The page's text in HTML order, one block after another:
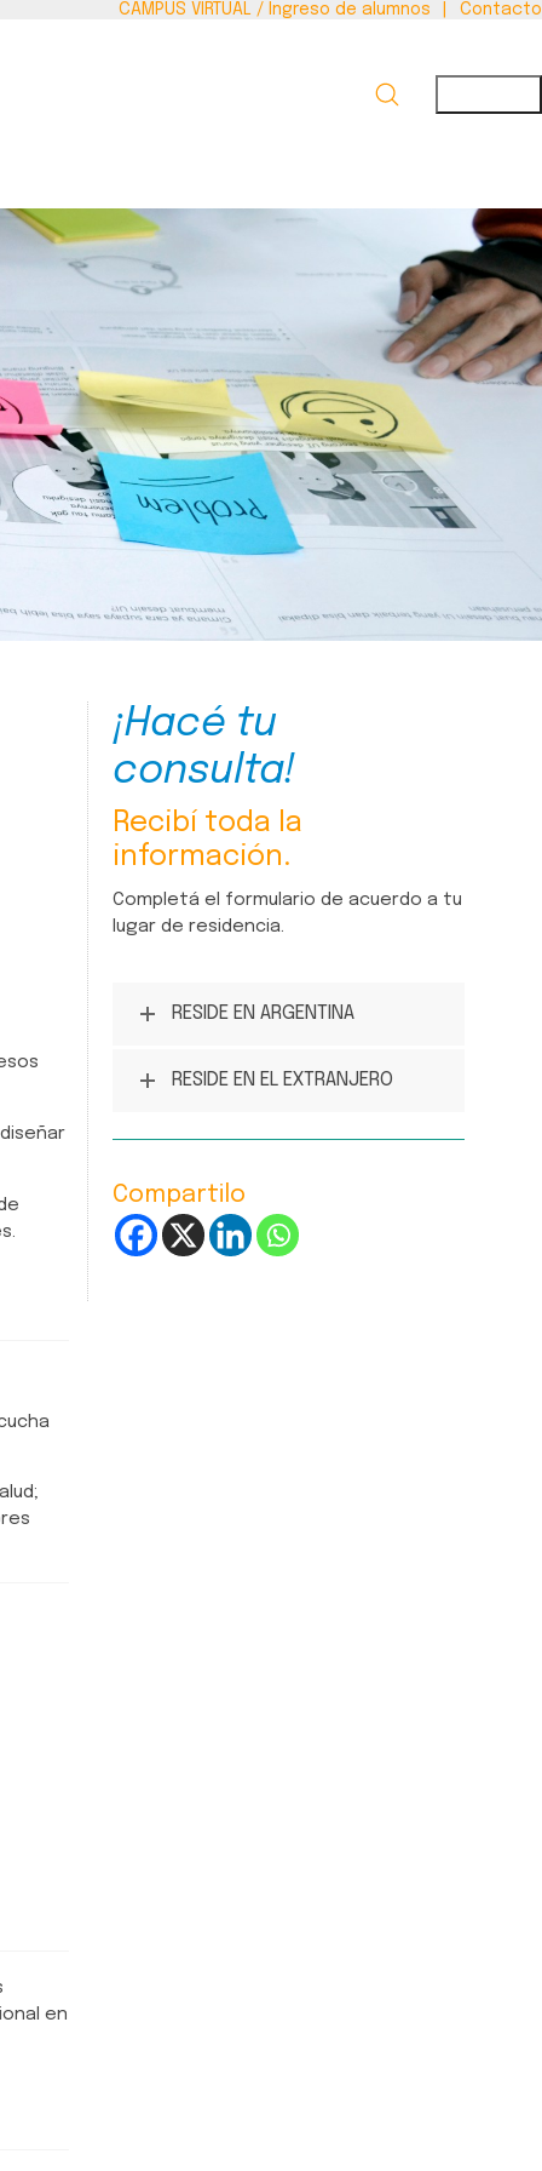
CAMPUS VIRTUAL / Ingreso de alumnos Contacto
en
¡Hacé tu
consulta!
Recibí toda la
información.
Completá el formulario de acuerdo a tu
lugar de residencia.
RESIDE EN ARGENTINA
RESIDE EN EL EXTRANJERO
Compartilo